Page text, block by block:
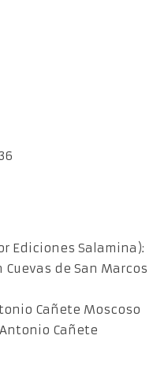
Ediciones Salamina):
de San Marcos
Cañete Moscoso
Cañete